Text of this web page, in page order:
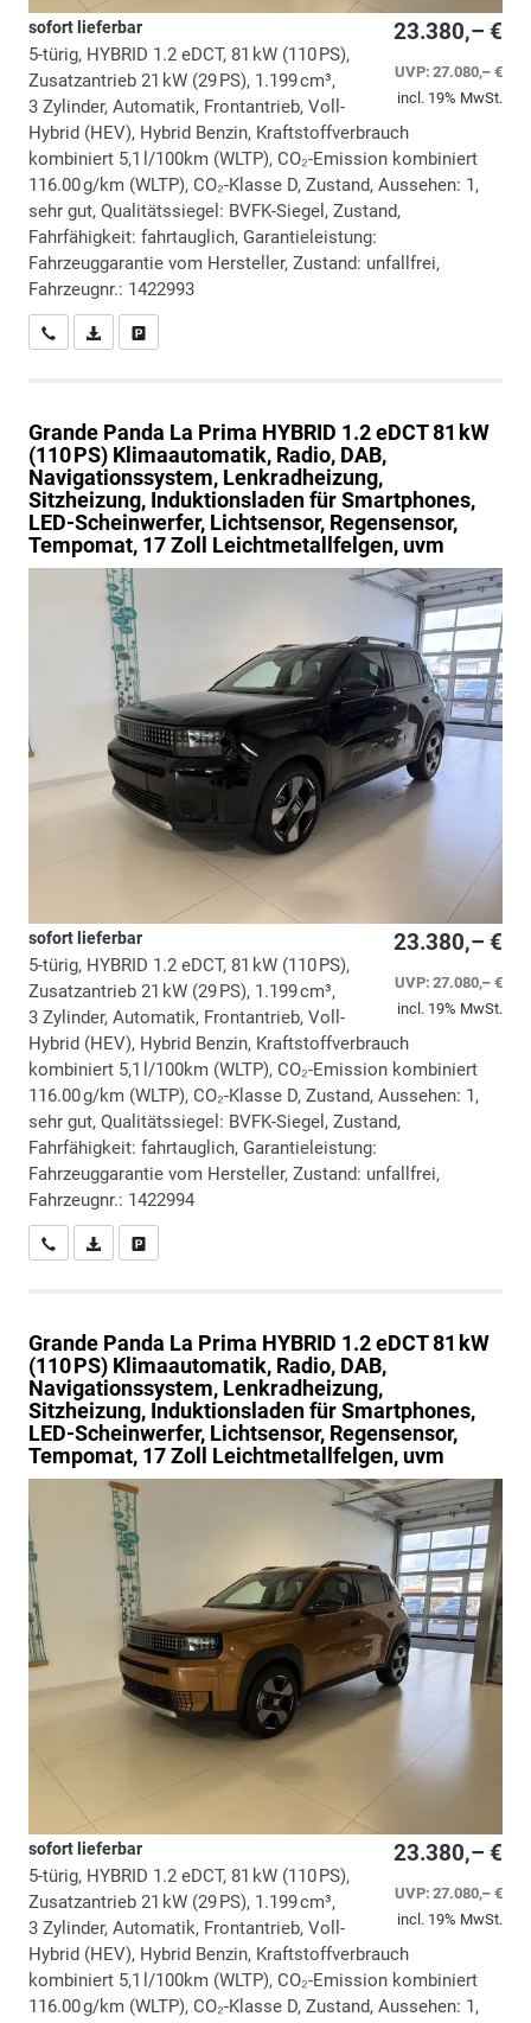
23.380,– €
UVP:27.080,– €
incl. 19% MwSt.
sofort lieferbar
5-türig, HYBRID 1.2 eDCT, 81 kW (110 PS),
Zusatzantrieb 21 kW (29 PS), 1.199 cm³,
3 Zylinder, Automatik, Frontantrieb, Voll-
Hybrid (HEV), Hybrid Benzin, Kraftstoffverbrauch
kombiniert 5,1 l/100km (WLTP), CO₂-Emission kombiniert
116.00 g/km (WLTP), CO₂-Klasse D, Zustand, Aussehen: 1,
sehr gut, Qualitätssiegel: BVFK-Siegel, Zustand,
Fahrfähigkeit: fahrtauglich, Garantieleistung:
Fahrzeuggarantie vom Hersteller, Zustand: unfallfrei,
Fahrzeugnr.: 1422993
Wir rufen Sie anPDF-Datei, Fahrzeugexposé drucken
Grande Panda La Prima HYBRID 1.2 eDCT 81 kW
(110 PS) Klimaautomatik, Radio, DAB,
Navigationssystem, Lenkradheizung,
Sitzheizung, Induktionsladen für Smartphones,
LED-Scheinwerfer, Lichtsensor, Regensensor,
Tempomat, 17 Zoll Leichtmetallfelgen, uvm
23.380,– €
UVP:27.080,– €
incl. 19% MwSt.
sofort lieferbar
5-türig, HYBRID 1.2 eDCT, 81 kW (110 PS),
Zusatzantrieb 21 kW (29 PS), 1.199 cm³,
3 Zylinder, Automatik, Frontantrieb, Voll-
Hybrid (HEV), Hybrid Benzin, Kraftstoffverbrauch
kombiniert 5,1 l/100km (WLTP), CO₂-Emission kombiniert
116.00 g/km (WLTP), CO₂-Klasse D, Zustand, Aussehen: 1,
sehr gut, Qualitätssiegel: BVFK-Siegel, Zustand,
Fahrfähigkeit: fahrtauglich, Garantieleistung:
Fahrzeuggarantie vom Hersteller, Zustand: unfallfrei,
Fahrzeugnr.: 1422994
Wir rufen Sie anPDF-Datei, Fahrzeugexposé drucken
Grande Panda La Prima HYBRID 1.2 eDCT 81 kW
(110 PS) Klimaautomatik, Radio, DAB,
Navigationssystem, Lenkradheizung,
Sitzheizung, Induktionsladen für Smartphones,
LED-Scheinwerfer, Lichtsensor, Regensensor,
Tempomat, 17 Zoll Leichtmetallfelgen, uvm
23.380,– €
UVP:27.080,– €
incl. 19% MwSt.
sofort lieferbar
5-türig, HYBRID 1.2 eDCT, 81 kW (110 PS),
Zusatzantrieb 21 kW (29 PS), 1.199 cm³,
3 Zylinder, Automatik, Frontantrieb, Voll-
Hybrid (HEV), Hybrid Benzin, Kraftstoffverbrauch
kombiniert 5,1 l/100km (WLTP), CO₂-Emission kombiniert
116.00 g/km (WLTP), CO₂-Klasse D, Zustand, Aussehen: 1,